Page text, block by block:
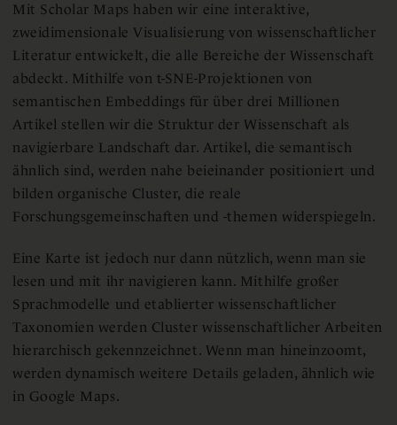
Mit Scholar Maps haben wir eine interaktive,
zweidimensionale Visualisierung von wissenschaftlicher
Literatur entwickelt, die alle Bereiche der Wissenschaft
abdeckt. Mithilfe von t-SNE-Projektionen von
semantischen Embeddings für über drei Millionen
Artikel stellen wir die Struktur der Wissenschaft als
navigierbare Landschaft dar. Artikel, die semantisch
ähnlich sind, werden nahe beieinander positioniert und
bilden organische Cluster, die reale
Forschungsgemeinschaften und -themen widerspiegeln.
Eine Karte ist jedoch nur dann nützlich, wenn man sie
lesen und mit ihr navigieren kann. Mithilfe großer
Sprachmodelle und etablierter wissenschaftlicher
Taxonomien werden Cluster wissenschaftlicher Arbeiten
hierarchisch gekennzeichnet. Wenn man hineinzoomt,
werden dynamisch weitere Details geladen, ähnlich wie
in Google Maps.